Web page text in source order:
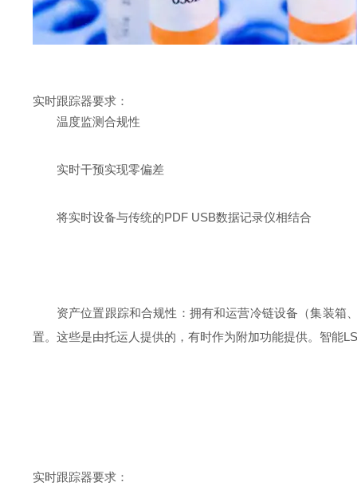
实时跟踪器要求：
温度监测合规性
实时干预实现零偏差
将实时设备与传统的PDF USB数据记录仪相结合
资产位置跟踪和合规性：拥有和运营冷链设备（集装箱
置。这些是由托运人提供的，有时作为附加功能提供。智能
实时跟踪器要求：